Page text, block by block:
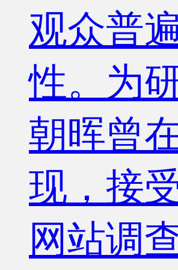
观众普
性。为
朝晖曾
现，接
网站调